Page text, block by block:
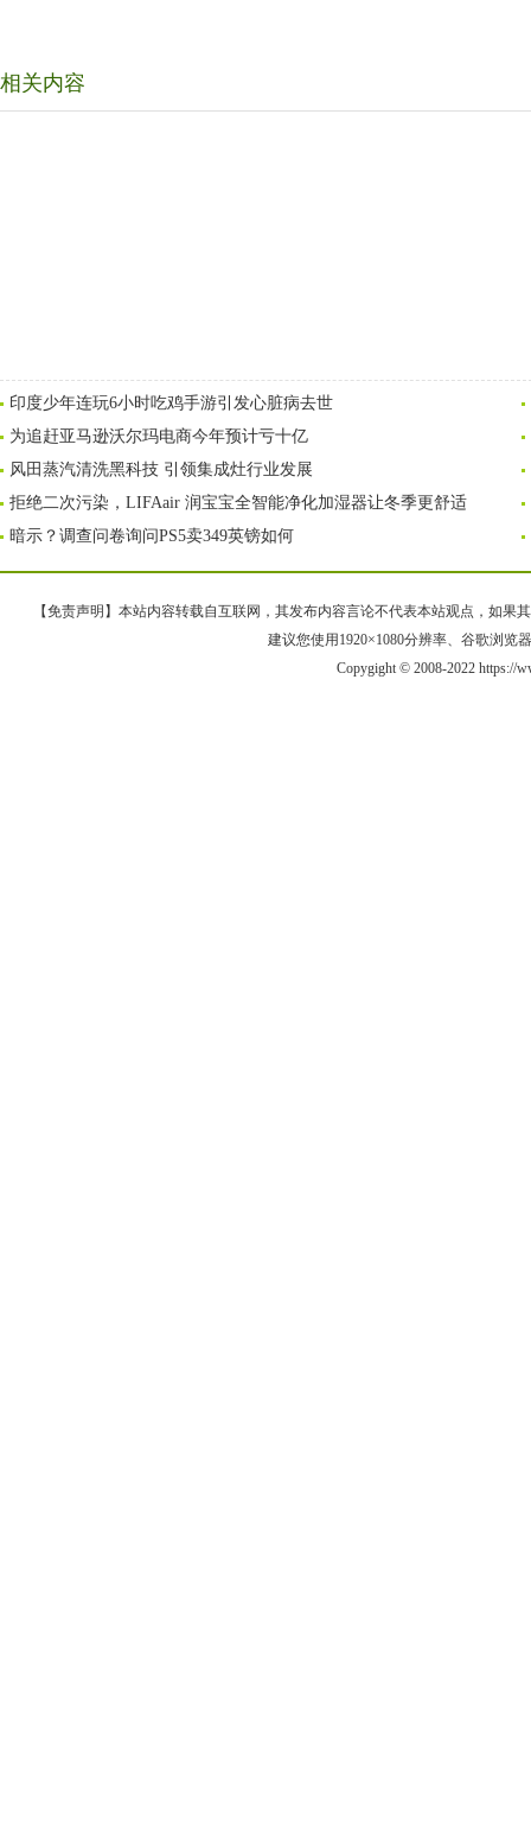
相关内容
印度少年连玩6小时吃鸡手游引发心脏病去世
为追赶亚马逊沃尔玛电商今年预计亏十亿
风田蒸汽清洗黑科技 引领集成灶行业发展
拒绝二次污染，LIFAair 润宝宝全智能净化加湿器让冬季更舒适
暗示？调查问卷询问PS5卖349英镑如何
【免责声明】本站内容转载自互联网，其发布内容言论不代表本站观点，如果
建议您使用1920×1080分辨率、谷歌浏览
Copygight © 2008-2022 https://